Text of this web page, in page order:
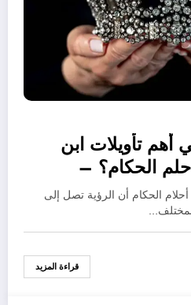
تأويلات ابن
الحكام؟ –
الحكام أن الرؤية تصل إلى
قراءة المزيد